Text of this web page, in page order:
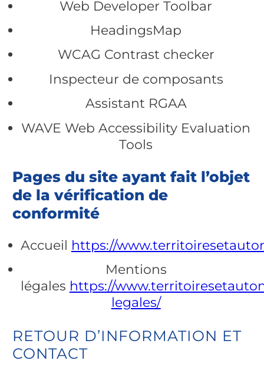
Web Developer Toolbar
HeadingsMap
WCAG Contrast checker
Inspecteur de composants
Assistant RGAA
WAVE Web Accessibility Evaluation
Tools
Pages du site ayant fait l’objet
de la vérification de
conformité
Accueil https://
Mentions
légales https://
legales/
RETOUR D’INFORMATION ET
CONTACT